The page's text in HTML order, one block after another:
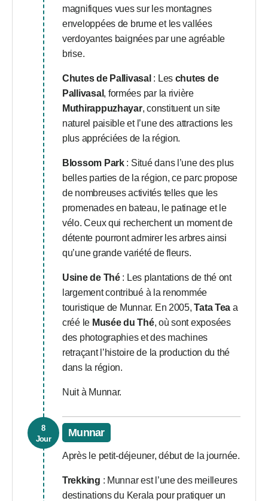
magnifiques vues sur les montagnes
enveloppées de brume et les vallées
verdoyantes baignées par une agréable
brise.
Chutes de Pallivasal : Les chutes de
Pallivasal , formées par la rivière
Muthirappuzhayar, constituent un site
naturel paisible et l’une des attractions les
plus appréciées de la région.
Blossom Park: Situé dans l’une des plus
belles parties de la région, ce parc propose
de nombreuses activités telles que les
promenades en bateau, le patinage et le
vélo. Ceux qui recherchent un moment de
détente pourront admirer les arbres ainsi
qu’une grande variété de fleurs.
Usine de Thé: Les plantations de thé ont
largement contribué à la renommée
touristique de Munnar. En 2005,Tata Tea a
créé le Musée du Thé, où sont exposées
des photographies et des machines
retraçant l’histoire de la production du thé
dans la région.
Nuit à Munnar.
8
Jour
Munnar
Après le petit-déjeuner, début de la journée.
Trekking : Munnar est l’une des meilleures
destinations du Kerala pour pratiquer un